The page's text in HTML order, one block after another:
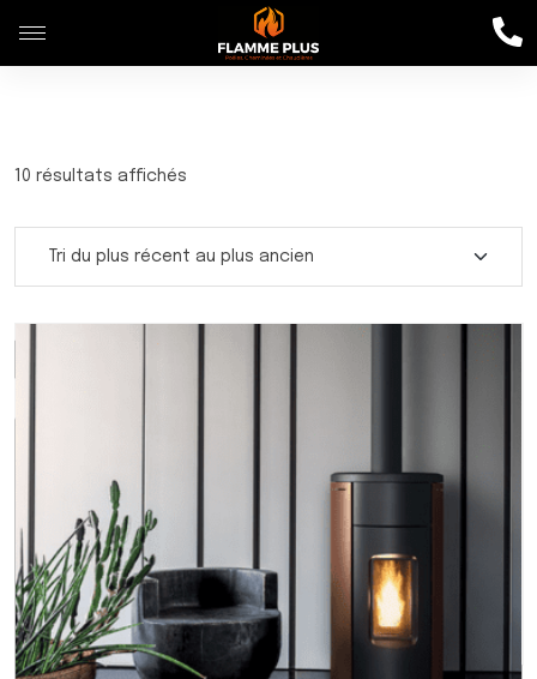
10 résultats affichés